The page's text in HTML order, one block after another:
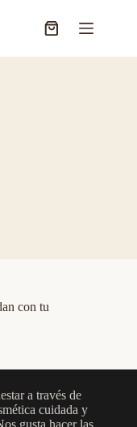
Carro
con tu
a través de
cuidada y
gusta hacer las